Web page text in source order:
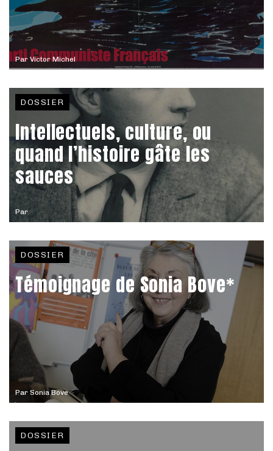
Par Victor Michel
Par
DOSSIER
Intellectuels, culture, ou
quand l’histoire gâte les
sauces
Par Sonia Bove
DOSSIER
Témoignage de Sonia Bove*
DOSSIER